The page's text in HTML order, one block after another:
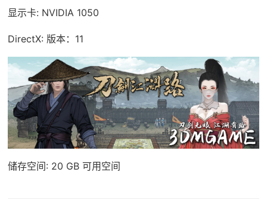
显示卡: NVIDIA 1050
DirectX: 版本：11
储存空间: 20 GB 可用空间